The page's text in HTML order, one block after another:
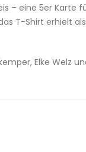
– eine 5er Karte
T-Shirt erhielt
Elke Welz